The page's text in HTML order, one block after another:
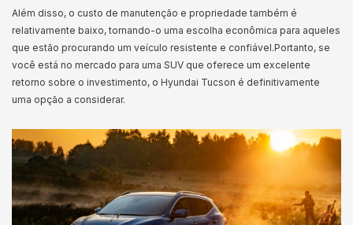
Além disso, o custo de manutenção e propriedade também é
relativamente baixo, tornando-o uma escolha econômica para aqueles
que estão procurando um veículo resistente e confiável.Portanto, se
você está no mercado para uma SUV que oferece um excelente
retorno sobre o investimento, o Hyundai Tucson é definitivamente
uma opção a considerar.